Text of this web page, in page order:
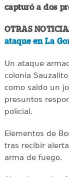
capturó a dos
OTRAS
ataque en La
Un ataque
colonia
como saldo un
presuntos
policial.
Elementos de
tras recibir
arma de fuego.